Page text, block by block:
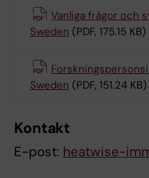
Vanliga frågor och
Sweden (PDF, 175.15 KB)
Sweden (PDF, 151.24 KB)
Kontakt
E-post: heatwise-